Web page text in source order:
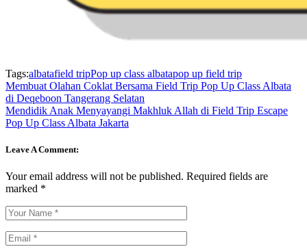
Tags:albatafield tripPop up class albatapop up field trip
Membuat Olahan Coklat Bersama Field Trip Pop Up Class Albata
di Deqeboon Tangerang Selatan
Mendidik Anak Menyayangi Makhluk Allah di Field Trip Escape
Pop Up Class Albata Jakarta
Leave A Comment:
Your email address will not be published. Required fields are
marked *